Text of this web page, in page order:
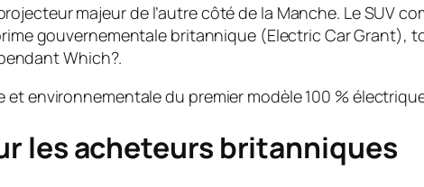
majeur de l’autre côté de la Manche. Le SUV
gouvernementale britannique (Electric Car Grant),
Which?.
environnementale du premier modèle 100 %
les acheteurs britanniques